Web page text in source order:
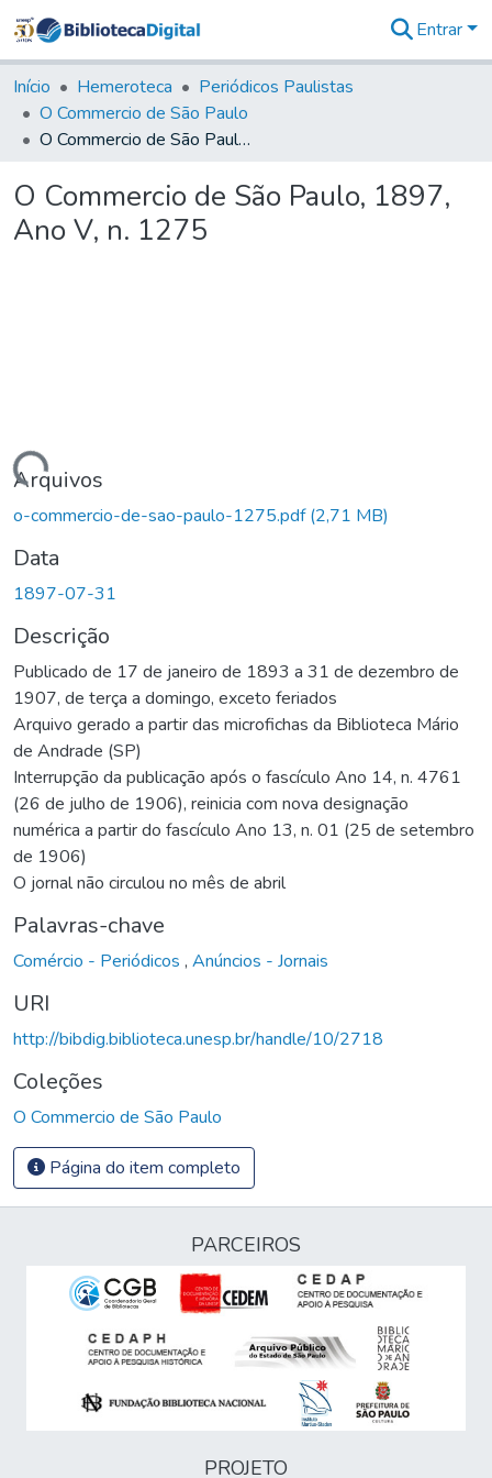
&
Coleções
Tudo na
Biblioteca
Estatísticas
Entrar
Início Hemeroteca
Periódicos Paulistas
O Commercio de São Paulo
O Commercio de São Paulo, 1897, Ano V, n. 1275
O Commercio de São Paulo, 1897,
Ano V, n. 1275
Arquivos
o-commercio-de-sao-paulo-1275.pdf(2,71 MB)
Data
1897-07-31
Descrição
Publicado de 17 de janeiro de 1893 a 31 de dezembro de
1907, de terça a domingo, exceto feriados
Arquivo gerado a partir das microfichas da Biblioteca Mário
de Andrade (SP)
Interrupção da publicação após o fascículo Ano 14, n. 4761
(26 de julho de 1906), reinicia com nova designação
numérica a partir do fascículo Ano 13, n. 01 (25 de setembro
de 1906)
O jornal não circulou no mês de abril
Palavras-chave
Comércio - Periódicos , Anúncios - Jornais
URI
http://bibdig.biblioteca.unesp.br/handle/10/2718
Coleções
O Commercio de São Paulo
Página do item completo
PARCEIROS
PROJETO